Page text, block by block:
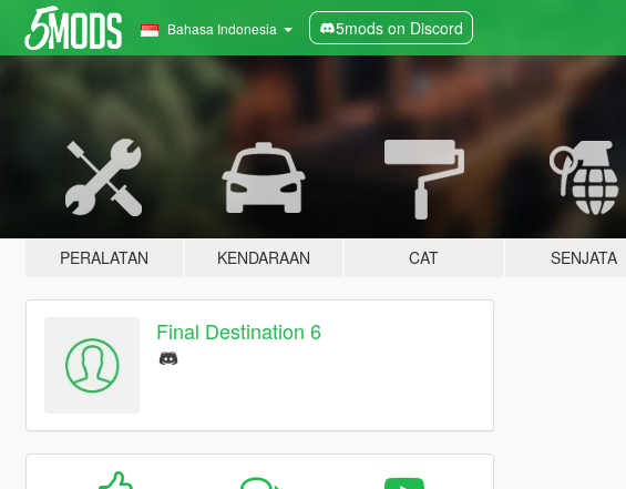
Bahasa Indonesia 5mods on Discord
PERALATAN KENDARAAN CAT SENJATA
Final Destination 6